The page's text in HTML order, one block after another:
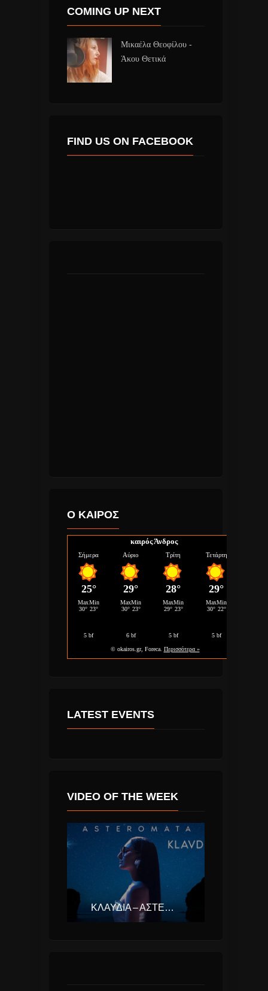
COMING UP NEXT
Μικαέλα Θεοφίλου -
Άκου Θετικά
FIND US ON FACEBOOK
Ο ΚΑΙΡΟΣ
καιρός Άνδρος
LATEST EVENTS
VIDEO OF THE WEEK
ΚΛΑΥΔΊΑ – ΑΣΤΕΡΟΜΆΤΑ (EUROVISION ΕΛΛΆΔΑ 2025)